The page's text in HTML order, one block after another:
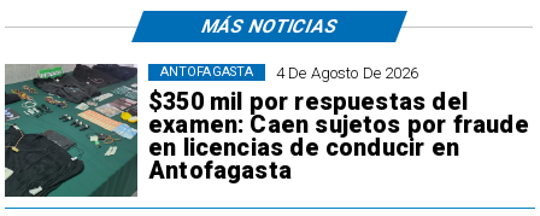
4 De Agosto De 2026
$350 mil por respuestas del
examen: Caen sujetos por fraude
en licencias de conducir en
Antofagasta
ANTOFAGASTA
MÁS NOTICIAS